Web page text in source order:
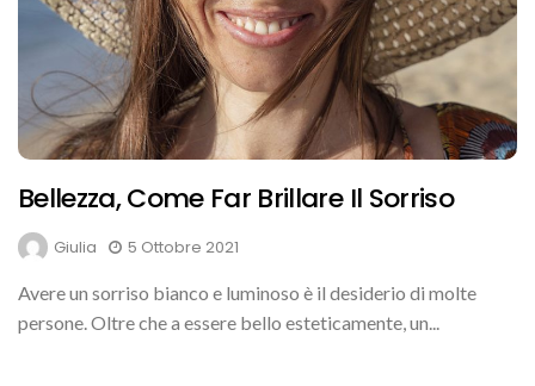
Bellezza, Come Far Brillare Il Sorriso
Giulia
5 Ottobre 2021
Avere un sorriso bianco e luminoso è il desiderio di molte
persone. Oltre che a essere bello esteticamente, un...